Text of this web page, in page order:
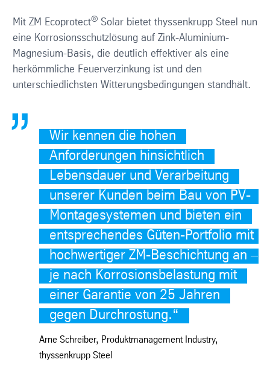
Mit ZM Ecoprotect®Solar bietet thyssenkrupp Steel nun
eine Korrosionsschutzlösung auf Zink-Aluminium-
Magnesium-Basis, die deutlich effektiver als eine
herkömmliche Feuerverzinkung ist und den
unterschiedlichsten Witterungsbedingungen standhält.
Wir kennen die hohen
Anforderungen hinsichtlich
Lebensdauer und Verarbeitung
unserer Kunden beim Bau von PV-
Montagesystemen und bieten ein
entsprechendes Güten-Portfolio mit
hochwertiger ZM-Beschichtung an –
je nach Korrosionsbelastung mit
einer Garantie von 25 Jahren
gegen Durchrostung.“
Arne Schreiber, Produktmanagement Industry,
thyssenkrupp Steel